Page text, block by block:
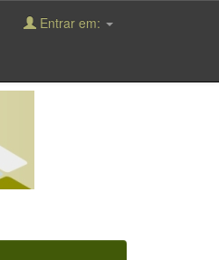
Entrar em: